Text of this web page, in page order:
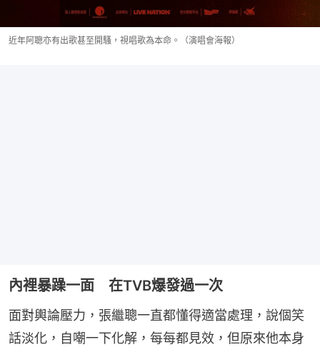
近年阿聰亦有出歌甚至開騷，視唱歌為本命。（演唱會海報）
內裡暴躁一面 在TVB爆發過一次
面對輿論壓力，張繼聰一直都懂得適當處理，說個笑
話淡化，自嘲一下化解，每每都見效，但原來他本身